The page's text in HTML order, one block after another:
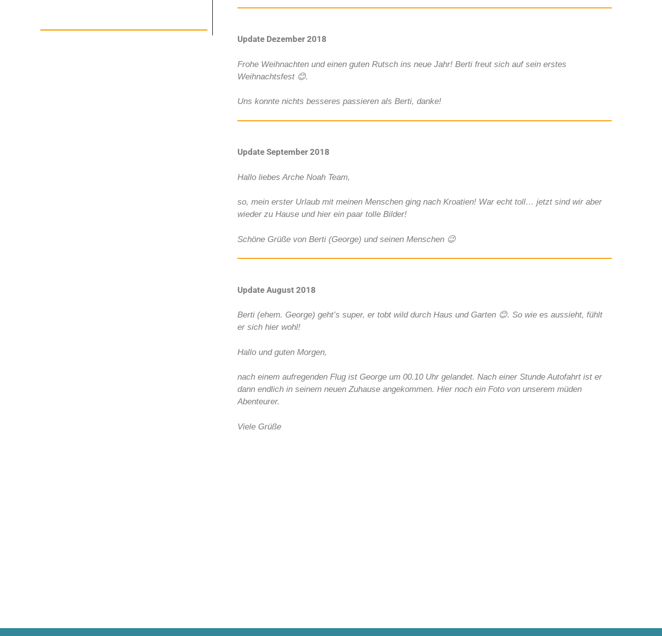
Update Dezember 2018
Frohe Weihnachten und einen guten Rutsch ins neue Jahr! Berti freut sich auf sein erstes
Weihnachtsfest 😊.
Uns konnte nichts besseres passieren als Berti, danke!
Update September 2018
Hallo liebes Arche Noah Team,
so, mein erster Urlaub mit meinen Menschen ging nach Kroatien! War echt toll… jetzt sind wir aber
wieder zu Hause und hier ein paar tolle Bilder!
Schöne Grüße von Berti (George) und seinen Menschen 😉
Update August 2018
Berti (ehem. George) geht’s super, er tobt wild durch Haus und Garten 😊. So wie es aussieht, fühlt
er sich hier wohl!
Hallo und guten Morgen,
nach einem aufregenden Flug ist George um 00.10 Uhr gelandet. Nach einer Stunde Autofahrt ist er
dann endlich in seinem neuen Zuhause angekommen. Hier noch ein Foto von unserem müden
Abenteurer.
Viele Grüße